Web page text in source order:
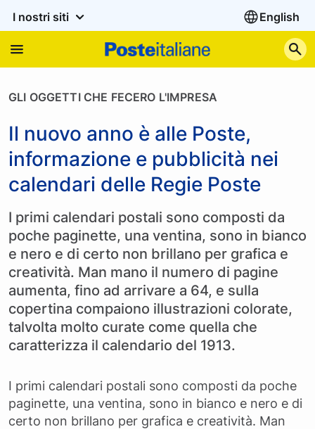
I nostri siti English
GLI OGGETTI CHE FECERO L'IMPRESA
Il nuovo anno è alle Poste,
informazione e pubblicità nei
calendari delle Regie Poste
I primi calendari postali sono composti da
poche paginette, una ventina, sono in bianco
e nero e di certo non brillano per grafica e
creatività. Man mano il numero di pagine
aumenta, fino ad arrivare a 64, e sulla
copertina compaiono illustrazioni colorate,
talvolta molto curate come quella che
caratterizza il calendario del 1913.
I primi calendari postali sono composti da poche
paginette, una ventina, sono in bianco e nero e di
certo non brillano per grafica e creatività. Man